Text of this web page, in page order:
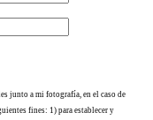
junto a mi fotografía, en el caso de
fines: 1) para establecer y